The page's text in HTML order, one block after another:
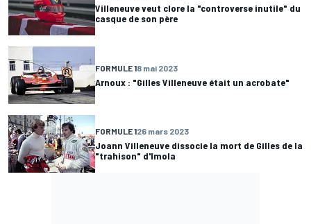
Villeneuve veut clore la "controverse inutile" du
casque de son père
FORMULE 18 mai 2023
Arnoux : "Gilles Villeneuve était un acrobate"
FORMULE 126 mars 2023
Joann Villeneuve dissocie la mort de Gilles de la
"trahison" d'Imola